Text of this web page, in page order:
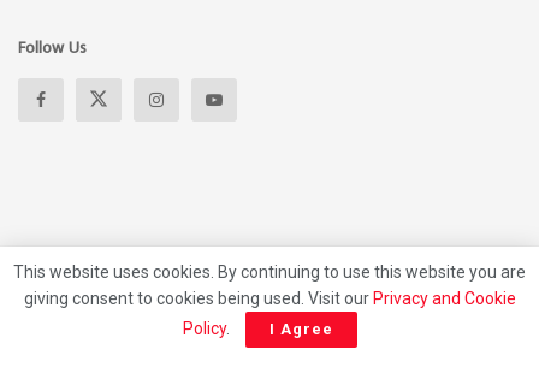
Follow Us
About Privacy Policy Contact Us
This website uses cookies. By continuing to use this website you are
giving consent to cookies being used. Visit our Privacy and Cookie
Policy. I Agree